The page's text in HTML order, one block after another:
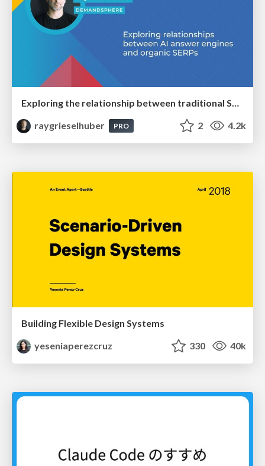
raygrieselhuber
PRO 2 4.2k
Building Flexible Design Systems
yeseniaperezcruz
330 40k